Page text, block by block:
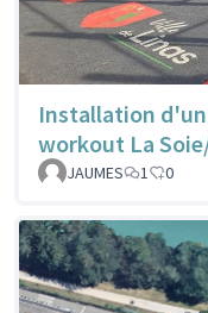
Installation
workout La
JAUMES
1 0